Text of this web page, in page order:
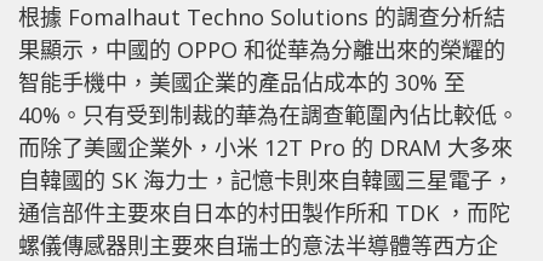
根據 Fomalhaut Techno Solutions 的調查分析結
果顯示，中國的 OPPO 和從華為分離出來的榮耀的
智能手機中，美國企業的產品佔成本的 30% 至
40%。只有受到制裁的華為在調查範圍內佔比較低。
而除了美國企業外，小米 12T Pro 的 DRAM 大多來
自韓國的 SK 海力士，記憶卡則來自韓國三星電子，
通信部件主要來自日本的村田製作所和 TDK ，而陀
螺儀傳感器則主要來自瑞士的意法半導體等西方企